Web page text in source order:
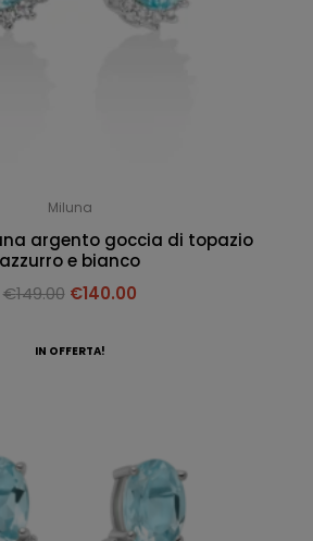
Miluna
argento goccia di topazio
azzurro e bianco
€149.00 €140.00
IN OFFERTA!